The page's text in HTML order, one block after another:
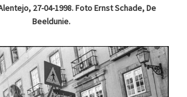
27-04-1998. Foto Ernst Schade, De
Beeldunie.